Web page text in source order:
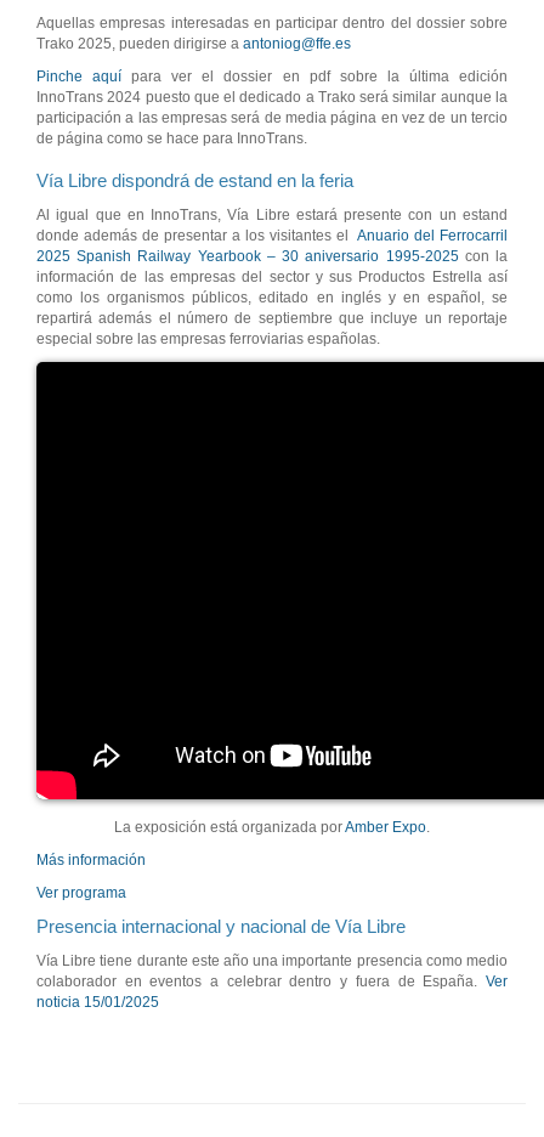
Aquellas empresas interesadas en participar dentro del dossier sobre
Trako 2025, pueden dirigirse a antoniog@ffe.es
Pinche aquí para ver el dossier en pdf sobre la última edición
InnoTrans 2024 puesto que el dedicado a Trako será similar aunque la
participación a las empresas será de media página en vez de un tercio
de página como se hace para InnoTrans.
Vía Libre dispondrá de estand en la feria
Al igual que en InnoTrans, Vía Libre estará presente con un estand
donde además de presentar a los visitantes el Anuario del Ferrocarril
2025 Spanish Railway Yearbook – 30 aniversario 1995-2025con la
información de las empresas del sector y sus Productos Estrella así
como los organismos públicos, editado en inglés y en español, se
repartirá además el número de septiembre que incluye un reportaje
especial sobre las empresas ferroviarias españolas.
La exposición está organizada porAmber Expo
Más información
Ver programa
Presencia internacional y nacional de Vía Libre
Vía Libre tiene durante este año una importante presencia como medio
colaborador en eventos a celebrar dentro y fuera de España. Ver
noticia 15/01/2025